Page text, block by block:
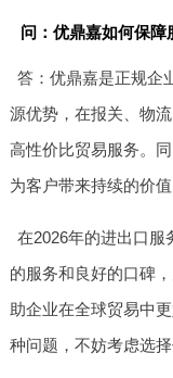
问：优鼎嘉如何保障
答：优鼎嘉是正规企
源优势，在报关、物
高性价比贸易服务。
为客户带来持续的价值
在2026年的进出口服
的服务和良好的口碑
助企业在全球贸易中
种问题，不妨考虑选